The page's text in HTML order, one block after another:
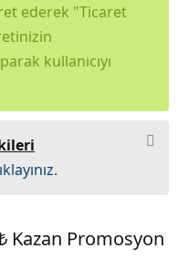
ederek "Ticaret
kullanıcıyı
Kazan Promosyon